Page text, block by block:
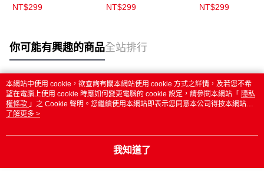
NT$299
NT$299
NT$299
你可能有興趣的商品全站排行
熱門標籤
本網站中使用 cookie，欲查詢有關本網站使用 cookie 方式之詳情，及若您不希
望在電腦上使用 cookie 時應如何變更電腦的 cookie 設定，請參閱本網站「 隱私
權條款 」之 Cookie 聲明。您繼續使用本網站即表示您同意本公司得按本網站使
用條款之 Cookie 聲明使用 cookie。
了解更多 >
我知道了